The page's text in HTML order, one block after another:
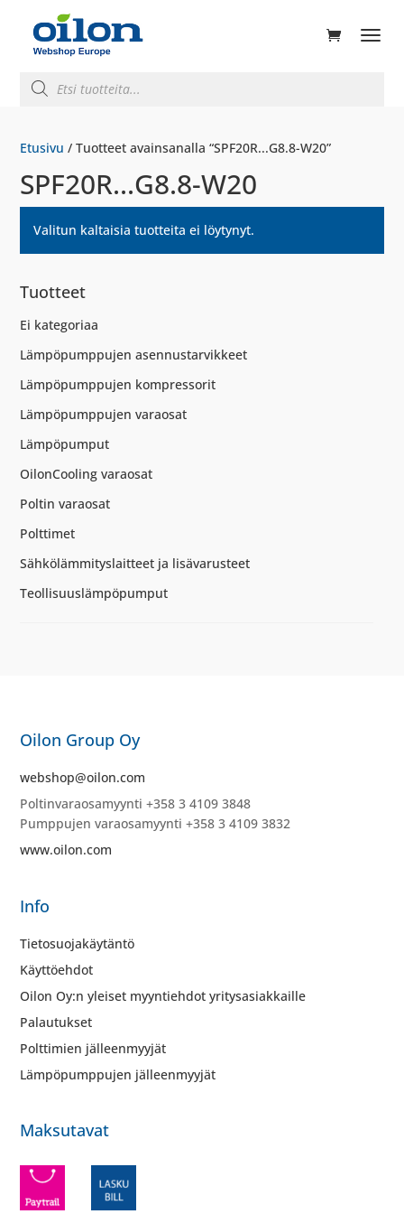
search
Etusivu / Tuotteet avainsanalla “SPF20R...G8.8-W20”
SPF20R...G8.8-W20
Valitun kaltaisia tuotteita ei löytynyt.
Tuotteet
Ei kategoriaa
Lämpöpumppujen asennustarvikkeet
Lämpöpumppujen kompressorit
Lämpöpumppujen varaosat
Lämpöpumput
OilonCooling varaosat
Poltin varaosat
Polttimet
Sähkölämmityslaitteet ja lisävarusteet
Teollisuuslämpöpumput
Oilon Group Oy
webshop@oilon.com
Poltinvaraosamyynti +358 3 4109 3848
Pumppujen varaosamyynti +358 3 4109 3832
www.oilon.com
Info
Tietosuojakäytäntö
Käyttöehdot
Oilon Oy:n yleiset myyntiehdot yritysasiakkaille
Palautukset
Polttimien jälleenmyyjät
Lämpöpumppujen jälleenmyyjät
Maksutavat